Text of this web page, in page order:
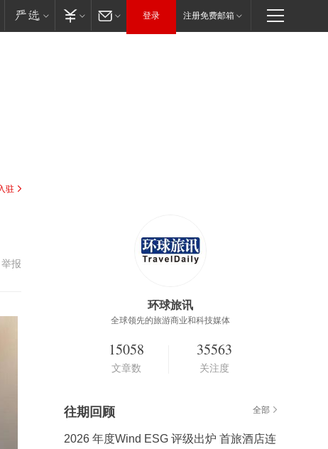
登录 注册免费邮箱
驻
举报
环球旅讯
全球领先的旅游商业和科技媒体
15058
文章数
35563
关注度
往期回顾 全部
2026 年度Wind ESG 评级出炉 首旅酒店连